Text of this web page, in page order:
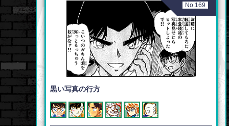
No.169
黒い写真の行方